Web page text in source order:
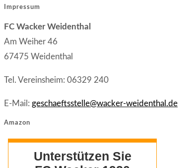
tab
new
tab
Impressum
FC Wacker Weidenthal
Am Weiher 46
67475 Weidenthal
Tel. Vereinsheim: 06329 240
E-Mail: geschaeftsstelle@wacker-weidenthal.de
Amazon